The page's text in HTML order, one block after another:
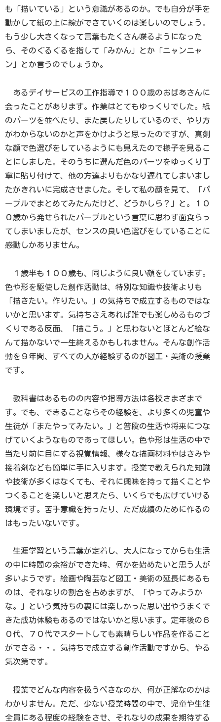
も「描いている」という意識があるのか。でも自分が手を
動かして紙の上に線ができていくのは楽しいのでしょう。
もう少し大きくなって言葉もたくさん喋るようになった
ら、そのぐるぐるを指して「みかん」とか「ニャンニャ
ン」とか言うのでしょうか。
あるデイサービスの工作指導で１００歳のおばあさんに
会ったことがあります。作業はとてもゆっくりでした。紙
のパーツを並べたり、また戻したりしているので、やり方
がわからないのかと声をかけようと思ったのですが、真剣
な顔で色選びをしているようにも見えたので様子を見るこ
とにしました。そのうちに選んだ色のパーツをゆっくり丁
寧に貼り付けて、他の方達よりもかなり遅れてしまいまし
たがきれいに完成させました。そして私の顔を見て、「パ
ープルでまとめてみたんだけど、どうかしら？」と。１０
０歳から発せられたパープルという言葉に思わず面食らっ
てしまいましたが、センスの良い色選びをしていることに
感動しかありません。
１歳半も１００歳も、同じように良い顔をしています。
色や形を駆使した創作活動は、特別な知識や技術よりも
「描きたい。作りたい。」の気持ちで成立するものではな
いかと思います。気持ちさえあれば誰でも楽しめるものづ
くりである反面、「描こう。」と思わないとほとんど絵な
んて描かないで一生終えるかもしれません。そんな創作活
動を９年間、すべての人が経験するのが図工・美術の授業
です。
教科書はあるものの内容や指導方法は各校さまざまで
す。でも、できることならその経験を、より多くの児童や
生徒が「またやってみたい。」と普段の生活や将来につな
げていくようなものであってほしい。色や形は生活の中で
当たり前に目にする視覚情報、様々な描画材料やはさみや
接着剤なども簡単に手に入ります。授業で教えられた知識
や技術が多くはなくても、それに興味を持って描くことや
つくることを楽しいと思えたら、いくらでも広げていける
環境です。苦手意識を持ったり、ただ成績のために作るの
はもったいないです。
生涯学習という言葉が定着し、大人になってからも生活
の中に時間の余裕ができた時、何かを始めたいと思う人が
多いようです。絵画や陶芸など図工・美術の延長にあるも
のは、それなりの割合を占めますが、「やってみようか
な。」という気持ちの裏には楽しかった思い出やうまくで
きた成功体験もあるのではないかと思います。定年後の６
０代、７０代でスタートしても素晴らしい作品を作ること
ができる・・。気持ちで成立する創作活動ですから、やる
気次第です。
授業でどんな内容を扱うべきなのか、何が正解なのかは
わかりません。ただ、少ない授業時間の中で、児童や生徒
全員にある程度の経験をさせ、それなりの成果を期待する